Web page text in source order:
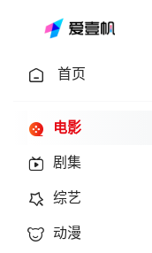
首页
电影
剧集
综艺
动漫